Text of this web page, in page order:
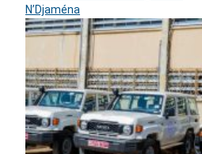
N’Djaména